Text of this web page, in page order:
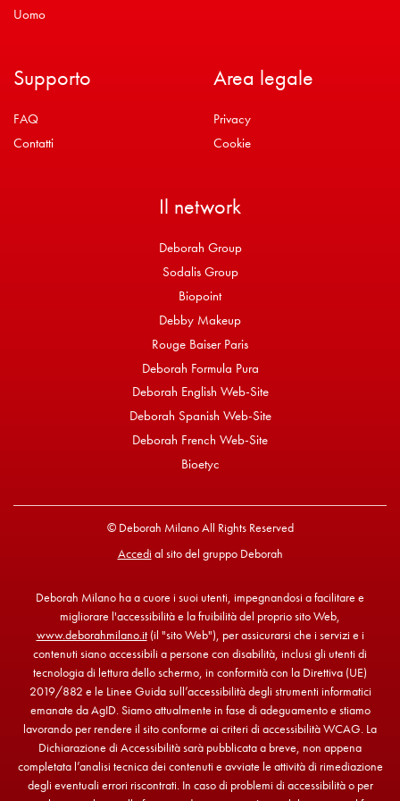
Uomo
Supporto
FAQ
Contatti
Area legale
Privacy
Cookie
Il network
Deborah Group
Sodalis Group
Biopoint
Debby Makeup
Rouge Baiser Paris
Deborah Formula Pura
Deborah English Web-Site
Deborah Spanish Web-Site
Deborah French Web-Site
Bioetyc
© Deborah Milano All Rights Reserved
Accedi al sito del gruppo Deborah
Deborah Milano ha a cuore i suoi utenti, impegnandosi a facilitare e
migliorare l'accessibilità e la fruibilità del proprio sito Web,
www.deborahmilano.it(il "sito Web"), per assicurarsi che i servizi e i
contenuti siano accessibili a persone con disabilità, inclusi gli utenti di
tecnologia di lettura dello schermo, in conformità con la Direttiva (UE)
2019/882 e le Linee Guida sull’accessibilità degli strumenti informatici
emanate da AgID. Siamo attualmente in fase di adeguamento e stiamo
lavorando per rendere il sito conforme ai criteri di accessibilità WCAG. La
Dichiarazione di Accessibilità sarà pubblicata a breve, non appena
completata l’analisi tecnica dei contenuti e avviate le attività di rimediazione
degli eventuali errori riscontrati. In caso di problemi di accessibilità o per